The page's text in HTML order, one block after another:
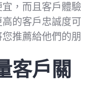
，而且客戶體驗
的客戶忠誠度可
推薦給他們的朋
客戶關